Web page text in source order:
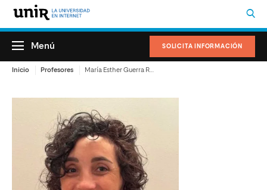
SOLICITA INFORMACIÓN
Menú
Inicio Profesores